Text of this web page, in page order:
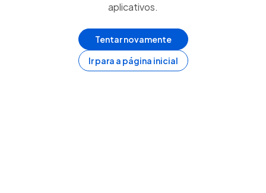
aplicativos.
Tentar novamente
Ir para a página inicial